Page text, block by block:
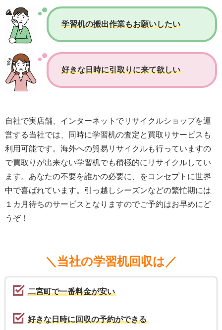
学習机の搬出作業もお願いしたい
好きな日時に引取りに来て欲しい
自社で実店舗、インターネットでリサイクルショップを運
営する当社では、同時に学習机の査定と買取りサービスも
利用可能です。海外への貿易リサイクルも行っていますの
で買取りが出来ない学習机でも積極的にリサイクルしてい
ます。あなたの不要を誰かの必要に、をコンセプトに世界
中で喜ばれています。引っ越しシーズンなどの繁忙期には
１カ月待ちのサービスとなりますのでご予約はお早めにど
うぞ！
＼当社の学習机回収は／
二宮町で一番料金が安い
好きな日時に回収の予約ができる